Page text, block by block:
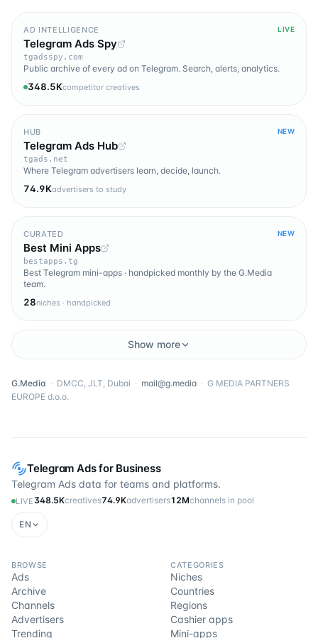
Telegram Ads for Business
Telegram Ads data for teams and platforms.
LIVE 348.5Kcreatives74.9Kadvertisers12Mchannels in pool
EN
BROWSE
Ads
Archive
Channels
Advertisers
Trending
CATEGORIES
Niches
Countries
Regions
Cashier apps
Mini-apps
AD INTELLIGENCE LIVE
Telegram Ads Spy
tgadsspy.com
Public archive of every ad on Telegram. Search, alerts, analytics.
348.5Kcompetitor creatives
HUB NEW
Telegram Ads Hub
tgads.net
Where Telegram advertisers learn, decide, launch.
74.9Kadvertisers to study
CURATED NEW
Best Mini Apps
bestapps.tg
Best Telegram mini-apps · handpicked monthly by the G.Media
team.
28niches · handpicked
Show more
G.Media · DMCC, JLT, Dubai · mail@g.media · G MEDIA PARTNERS
EUROPE d.o.o.